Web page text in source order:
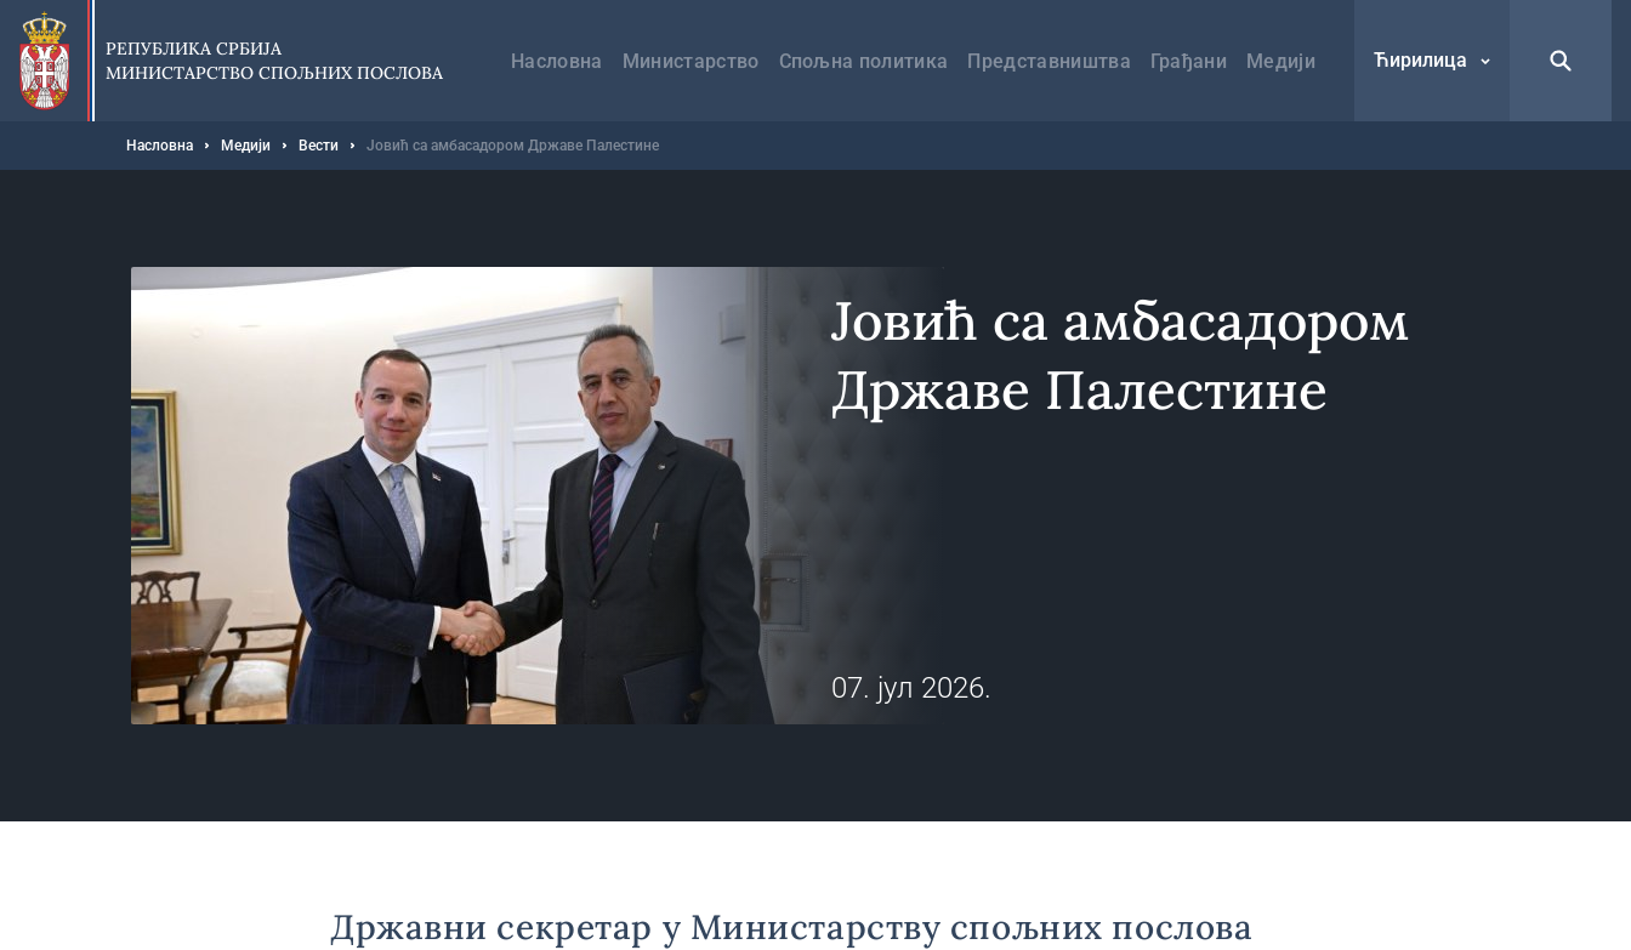
Прескочи
главни
део
садржаја
РЕПУБЛИКА СРБИЈА
МИНИСТАРСТВО СПОЉНИХ ПОСЛОВА
навигација
Насловна Министарство Спољна политика Представништва Грађани Медији Ћирилица
Мрвице
Насловна Медији Вести Јовић са амбасадором Државе Палестине
Јовић са амбасадором
Државе Палестине
07. јул 2026.
Државни секретар у Министарству спољних послова